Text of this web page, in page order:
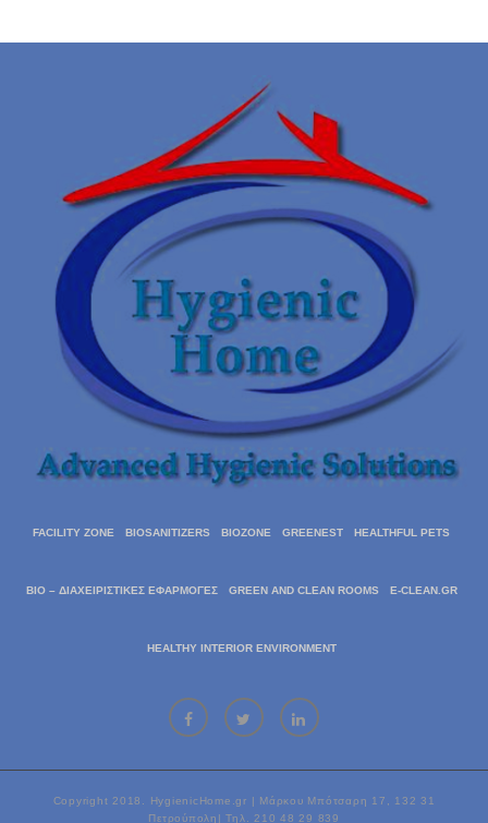
FACILITY ZONE BIOSANITIZERS BIOZONE GREENEST HEALTHFUL PETS
BIO – ΔΙΑΧΕΙΡΙΣΤΙΚΈΣ ΕΦΑΡΜΟΓΈΣ GREEN AND CLEAN ROOMS E-CLEAN.GR
HEALTHY INTERIOR ENVIRONMENT
Copyright 2018. HygienicHome.gr | Μάρκου Μπότσαρη 17, 132 31
Πετρούπολη| Τηλ. 210 48 29 839